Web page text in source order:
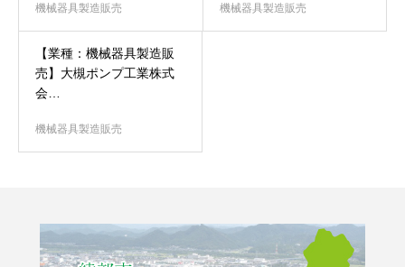
機械器具製造販売 機械器具製造販売
【業種：機械器具製造販
売】大槻ポンプ工業株式
会…
機械器具製造販売